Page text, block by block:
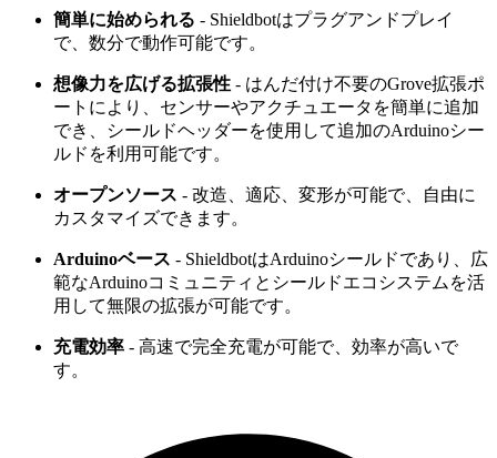
簡単に始められる - Shieldbotはプラグアンドプレイ
で、数分で動作可能です。
想像力を広げる拡張性 - はんだ付け不要のGrove拡張ポ
ートにより、センサーやアクチュエータを簡単に追加
でき、シールドヘッダーを使用して追加のArduinoシー
ルドを利用可能です。
オープンソース - 改造、適応、変形が可能で、自由に
カスタマイズできます。
Arduinoベース - ShieldbotはArduinoシールドであり、広
範なArduinoコミュニティとシールドエコシステムを活
用して無限の拡張が可能です。
充電効率 - 高速で完全充電が可能で、効率が高いで
す。